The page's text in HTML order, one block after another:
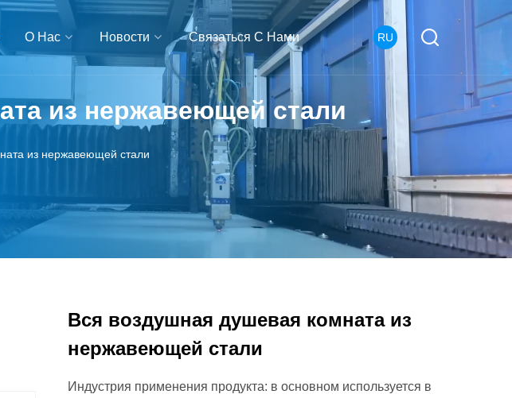
О Нас Новости Связаться С Нами RU
из нержавеющей стали
из нержавеющей стали
Вся воздушная душевая комната из
нержавеющей стали
Индустрия применения продукта: в основном используется в